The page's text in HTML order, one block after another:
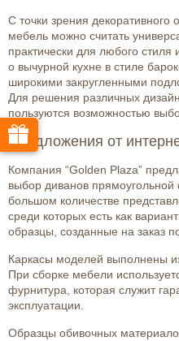
С точки зрения
мебель можно считать
практически для любого
о вычурной кухне в стиле
широкими закругленными
Для решения различных
пользуются возможностью
Предложения от
Компания “Golden Plaza”
выбор диванов
большом количестве
среди которых есть как
образцы, созданные на заказ
Каркасы моделей выполнены
При сборке мебели
фурнитура, которая служит
эксплуатации.
Образцы обивочных